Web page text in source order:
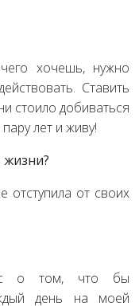
хочешь, нужно
Ставить
стоило добиваться
лет и живу!
жизни?
отступила от своих
о том, что бы
день на моей